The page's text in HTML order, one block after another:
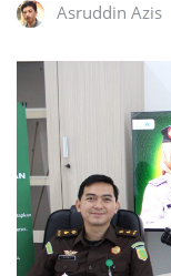
Asruddin Azis